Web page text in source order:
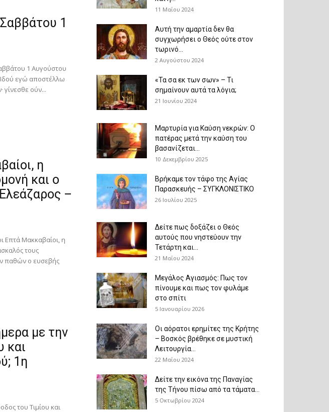
1
1 Αυγούστου
εγώ αποστέλλω
ούν...
η
και ο
–
Επτά Μακκαβαίοι, η
τους
παθών ο ευσεβής
με την
και
1η
του Τιμίου και
11 Μαΐου 2024
Αυτή την αμαρτία δεν θα
συγχωρήσει ο Θεός ούτε στον
τωρινό...
2 Αυγούστου 2024
«Τα σα εκ των σων» – Τι
σημαίνουν αυτά τα λόγια;
21 Ιουνίου 2024
Μαρτυρία για Καύση νεκρών: Ο
πατέρας μετά την καύση του
βασανίζεται...
10 Δεκεμβρίου 2025
Βρήκαμε τον τάφο της Αγίας
Παρασκευής – ΣΥΓΚΛΟΝΙΣΤΙΚΟ
26 Ιουλίου 2025
Δείτε πως δοξάζει ο Θεός
αυτούς που νηστεύουν την
Τετάρτη και...
21 Μαΐου 2024
Μεγάλος Αγιασμός: Πως τον
πίνουμε και πως τον φυλάμε
στο σπίτι
5 Ιανουαρίου 2026
Οι αόρατοι ερημίτες της Κρήτης
– Βοσκός βρέθηκε σε μυστική
Λειτουργία...
22 Μαΐου 2024
Δείτε την εικόνα της Παναγίας
της Τήνου πίσω από τα τάματα...
5 Οκτωβρίου 2024